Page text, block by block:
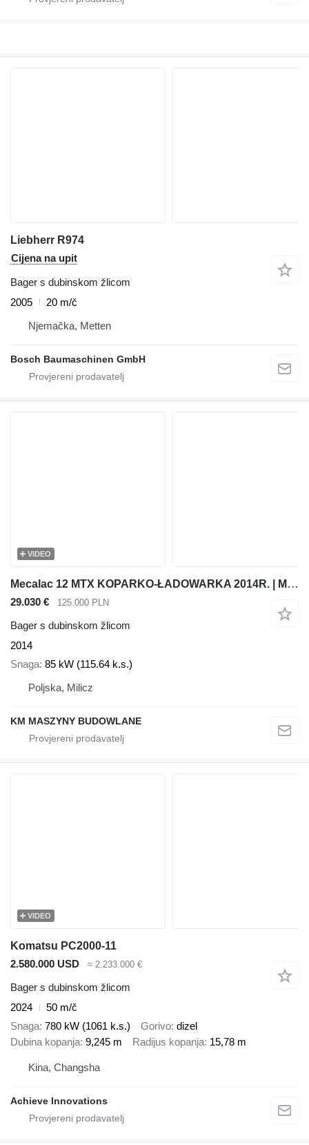
Liebherr R974
Cijena na upit
Bager s dubinskom žlicom
2005
20 m/č
Njemačka, Metten
Bosch Baumaschinen GmbH
VIDEO
Mecalac 12 MTX KOPARKO-ŁADOWARKA 2014R. | MECALAC MSX MXT 714 JCB 3CX
29.030 € 125.000 PLN
Bager s dubinskom žlicom
2014
Snaga 85 kW (115.64 k.s.)
Poljska, Milicz
KM MASZYNY BUDOWLANE
VIDEO
Komatsu PC2000-11
2.580.000 USD
≈ 2.233.000 €
Bager s dubinskom žlicom
2024
50 m/č
Snaga 780 kW (1061 k.s.) Gorivo dizel
Dubina kopanja 9,245 m Radijus kopanja 15,78 m
Kina, Changsha
Achieve Innovations